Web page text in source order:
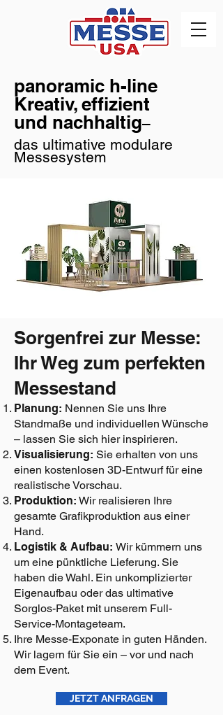
panoramic h-line
Kreativ, effizient
und nachhaltig–
das ultimative modulare
Messesystem
Sorgenfrei zur Messe:
Ihr Weg zum perfekten
Messestand
Planung: Nennen Sie uns Ihre
Standmaße und individuellen Wünsche
– lassen Sie sich hier inspirieren.
Visualisierung: Sie erhalten von uns
einen kostenlosen 3D-Entwurf für eine
realistische Vorschau.
Produktion: Wir realisieren Ihre
gesamte Grafikproduktion aus einer
Hand.
Logistik & Aufbau: Wir kümmern uns
um eine pünktliche Lieferung. Sie
haben die Wahl. Ein unkomplizierter
Eigenaufbau oder das ultimative
Sorglos-Paket mit unserem Full-
Service-Montageteam.
Ihre Messe-Exponate in guten Händen.
Wir lagern für Sie ein – vor und nach
dem Event.
JETZT ANFRAGEN